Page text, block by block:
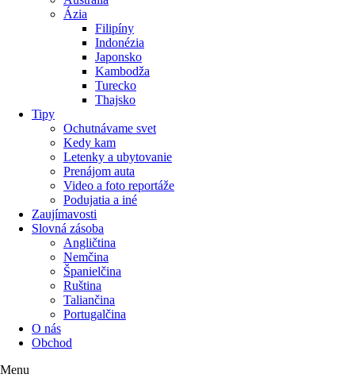
Ázia
Filipíny
Indonézia
Japonsko
Kambodža
Turecko
Thajsko
Tipy
Ochutnávame svet
Kedy kam
Letenky a ubytovanie
Prenájom auta
Video a foto reportáže
Podujatia a iné
Zaujímavosti
Slovná zásoba
Angličtina
Nemčina
Španielčina
Ruština
Taliančina
Portugalčina
O nás
Obchod
Menu